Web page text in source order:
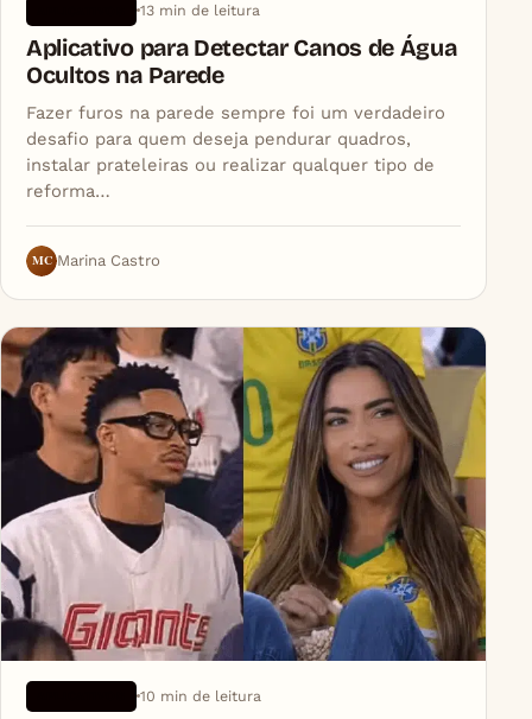
13 min de leitura
Aplicativo para Detectar Canos de Água
Ocultos na Parede
Fazer furos na parede sempre foi um verdadeiro
desafio para quem deseja pendurar quadros,
instalar prateleiras ou realizar qualquer tipo de
reforma…
MC Marina Castro
10 min de leitura